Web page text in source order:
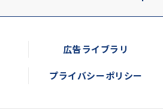
広告ライブラリ
プライバシーポリシー